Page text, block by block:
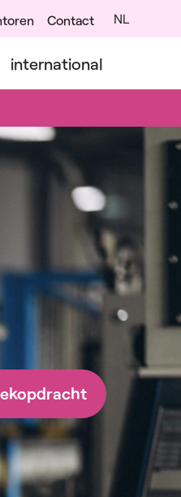
Contact NL
international